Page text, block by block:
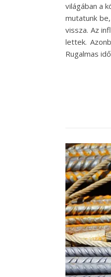
világában a
mutatunk
vissza. Az
lettek.
Rugalmas